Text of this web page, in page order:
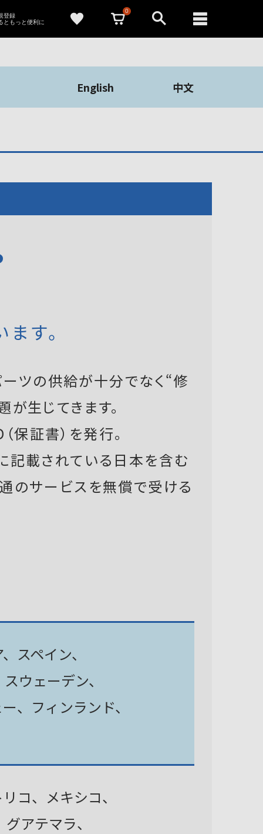
登録
ともっと便利に
0
English 中文
す。
ツの供給が十分でなく“修
生じてきます。
保証書）を発行。
記載されている日本を含む
のサービスを無償で受ける
スペイン、
ウェーデン、
、フィンランド、
コ、メキシコ、
アテマラ、